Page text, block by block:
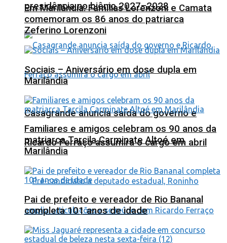
presidência no biênio 2027–2028
Casagrande anuncia saída do governo e
Ricardo Ferraço assumirá o cargo em abril
Em Marilândia: Famílias Lorenzoni e Camata
comemoram os 86 anos do patriarca
Zeferino Lorenzoni
Sociais – Aniversário em dose dupla em
Marilândia
Familiares e amigos celebram os 90 anos da
matriarca Tarcila Carminate Altoé em
Marilândia
Pai de prefeito e vereador de Rio Bananal
completa 101 anos de idade